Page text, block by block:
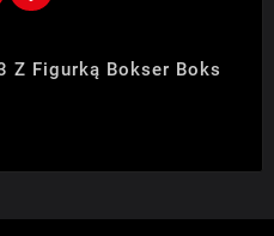
Z Figurką Bokser Boks